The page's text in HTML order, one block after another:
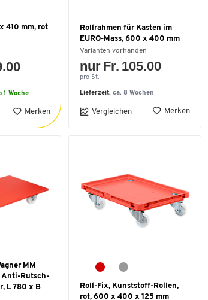
410 mm, rot
1 Woche
Merken
Rollrahmen für Kasten im
EURO-Mass, 600 x 400 mm
Varianten vorhanden
nur Fr. 105.00
pro St.
Lieferzeit: ca. 8 Wochen
Vergleichen Merken
MM
Anti-Rutsch-
L 780 x B
Roll-Fix, Kunststoff-Rollen,
rot, 600 x 400 x 125 mm